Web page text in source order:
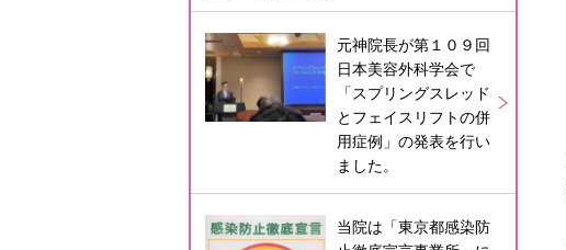
元神院長が第１０９回
日本美容外科学会で
「スプリングスレッド
とフェイスリフトの併
用症例」の発表を行い
ました。
当院は「東京都感染防